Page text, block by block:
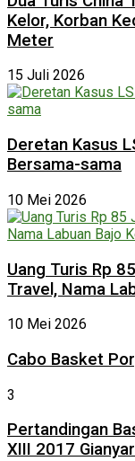
Kelor, Korban
Meter
15 Juli 2026
Deretan Kasus
Bersama-sama
10 Mei 2026
Uang Turis Rp
Travel, Nama
10 Mei 2026
Cabo Basket
3
Pertandingan
XIII 2017